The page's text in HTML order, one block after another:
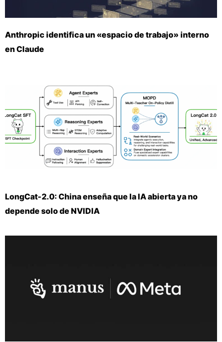
Anthropic identifica un «espacio de trabajo» interno
en Claude
LongCat-2.0: China enseña que la IA abierta ya no
depende solo de NVIDIA